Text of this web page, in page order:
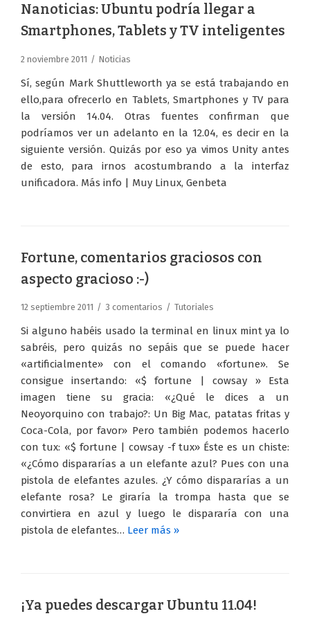
Nanoticias: Ubuntu podría llegar a
Smartphones, Tablets y TV inteligentes
2 noviembre 2011 Noticias
Sí, según Mark Shuttleworth ya se está trabajando en
ello,para ofrecerlo en Tablets, Smartphones y TV para
la versión 14.04. Otras fuentes confirman que
podríamos ver un adelanto en la 12.04, es decir en la
siguiente versión. Quizás por eso ya vimos Unity antes
de esto, para irnos acostumbrando a la interfaz
unificadora. Más info | Muy Linux, Genbeta
Fortune, comentarios graciosos con
aspecto gracioso :-)
12 septiembre 2011 3 comentarios Tutoriales
Si alguno habéis usado la terminal en linux mint ya lo
sabréis, pero quizás no sepáis que se puede hacer
«artificialmente» con el comando «fortune». Se
consigue insertando: «$ fortune | cowsay » Esta
imagen tiene su gracia: «¿Qué le dices a un
Neoyorquino con trabajo?: Un Big Mac, patatas fritas y
Coca-Cola, por favor» Pero también podemos hacerlo
con tux: «$ fortune | cowsay -f tux» Éste es un chiste:
«¿Cómo dispararías a un elefante azul? Pues con una
pistola de elefantes azules. ¿Y cómo dispararías a un
elefante rosa? Le giraría la trompa hasta que se
convirtiera en azul y luego le dispararía con una
pistola de elefantes… Leer más »
¡Ya puedes descargar Ubuntu 11.04!